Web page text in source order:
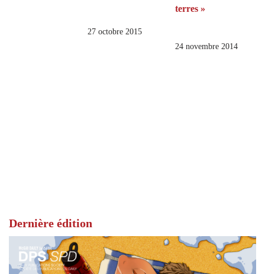
27 octobre 2015
terres »
24 novembre 2014
Dernière édition